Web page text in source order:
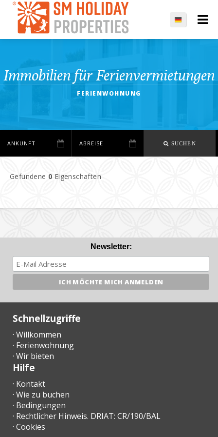
Immobilien für Ferienvermietungen
FERIENWOHNUNG
SUCHEN
Gefundene 0 Eigenschaften
Newsletter:
Schnellzugriffe
· Willkommen
· Ferienwohnung
· Wir bieten
Hilfe
· Kontakt
· Wie zu buchen
· Bedingungen
· Rechtlicher Hinweis. DRIAT: CR/190/BAL
· Cookies